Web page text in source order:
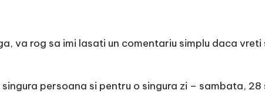
va rog sa imi lasati un comentariu simplu daca vreti
persoana si pentru o singura zi – sambata, 28